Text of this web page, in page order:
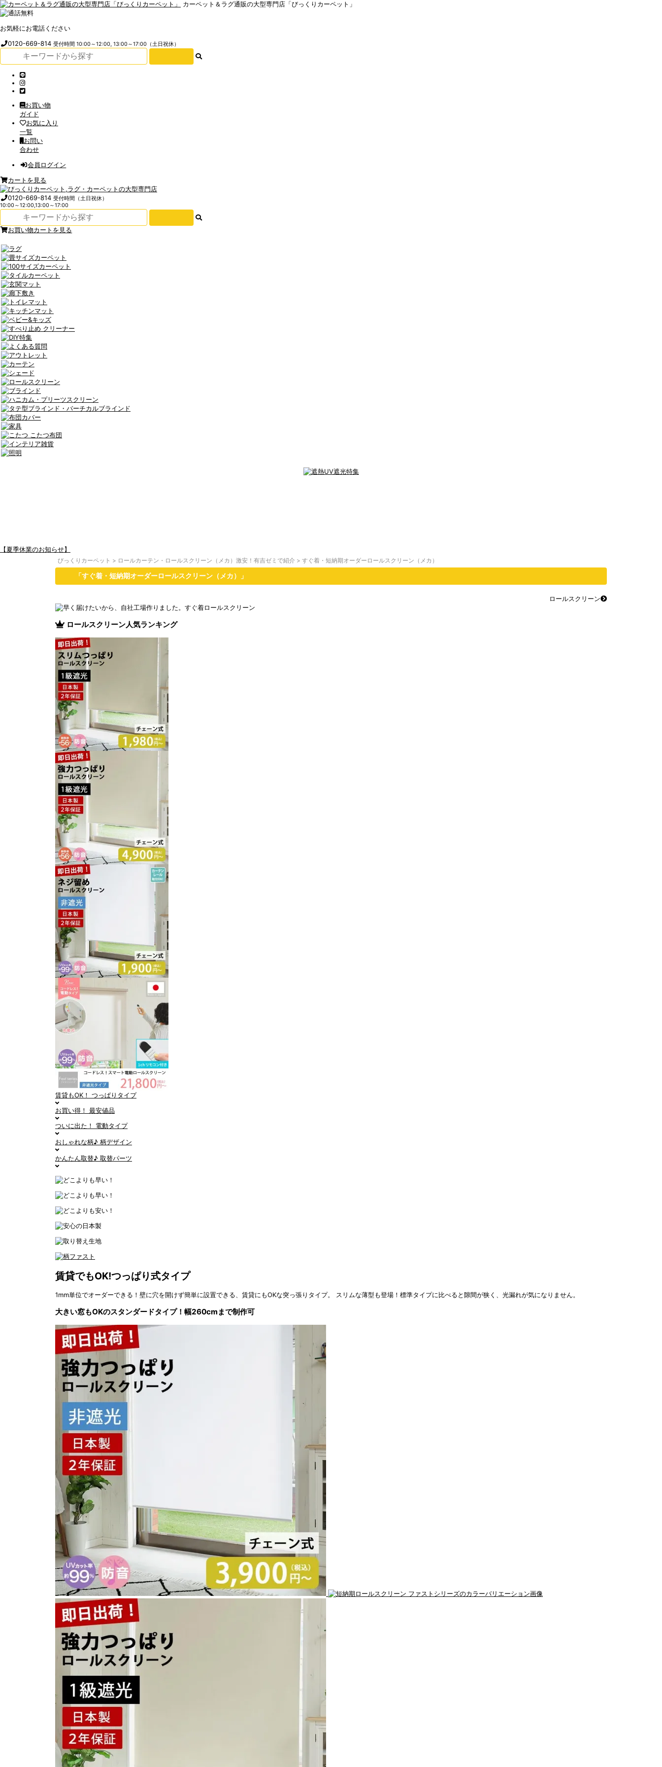
カーペット＆ラグ通販の大型専門店「びっくりカーペット」
お気軽にお電話ください
0120-669-814受付時間 10:00～12:00, 13:00～17:00（土日祝休）
お買い物
ガイド
お気に入り
一覧
お問い
合わせ
会員ログイン
カートを見る
0120-669-814受付時間（土日祝休）
10:00～12:00,13:00～17:00
お買い物カートを見る
【夏季休業のお知らせ】
びっくりカーペット > ロールカーテン・ロールスクリーン（メカ）激安！有吉ゼミで紹介 > すぐ着・短納期オーダーロールスクリーン（メカ）
「すぐ着・短納期オーダーロールスクリーン（メカ）」
ロールスクリーン
ロールスクリーン人気ランキング
賃貸もOK！ つっぱりタイプ
お買い得！ 最安値品
ついに出た！
電動タイプ
おしゃれな柄♪ 柄デザイン
かんたん取替♪ 取替パーツ
賃貸でもOK!つっぱり式タイプ
1mm単位でオーダーできる！壁に穴を開けず簡単に設置できる、賃貸にもOKな突っ張りタイプ。 スリムな薄型も登場！標準タイプに比べると隙間が狭く、光漏れが気になりません。
大きい窓もOKのスタンダードタイプ！幅260cmまで制作可